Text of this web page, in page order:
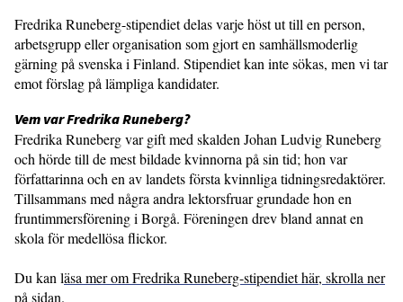
Fredrika Runeberg-stipendiet delas varje höst ut till en person,
arbetsgrupp eller organisation som gjort en samhällsmoderlig
gärning på svenska i Finland. Stipendiet kan inte sökas, men vi tar
emot förslag på lämpliga kandidater.
Vem var Fredrika Runeberg?
Fredrika Runeberg var gift med skalden Johan Ludvig Runeberg
och hörde till de mest bildade kvinnorna på sin tid; hon var
författarinna och en av landets första kvinnliga tidningsredaktörer.
Tillsammans med några andra lektorsfruar grundade hon en
fruntimmersförening i Borgå. Föreningen drev bland annat en
skola för medellösa flickor.
Du kan läsa mer om Fredrika Runeberg-stipendiet här, skrolla ner
på sidan.